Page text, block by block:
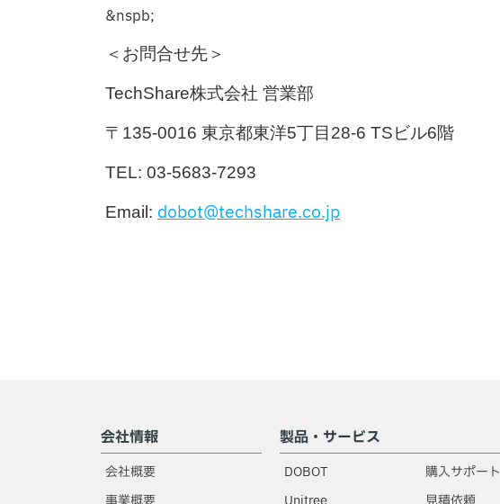
&nspb;
＜お問合せ先＞
TechShare株式会社 営業部
〒135-0016 東京都東洋5丁目28-6 TSビル6階
TEL: 03-5683-7293
Email: dobot@techshare.co.jp
会社情報
会社概要
製品・サービス
DOBOT
購入サポート